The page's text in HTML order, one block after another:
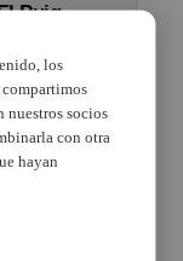
Puig
segon
de
los
nuestros socios
con otra
hayan